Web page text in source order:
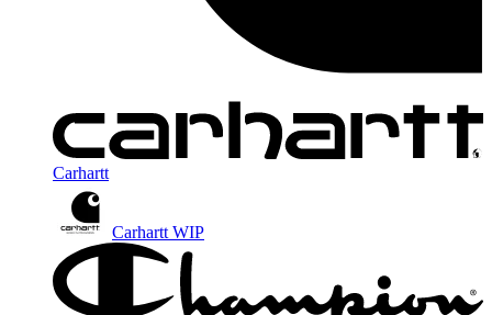
Carhartt
Carhartt WIP